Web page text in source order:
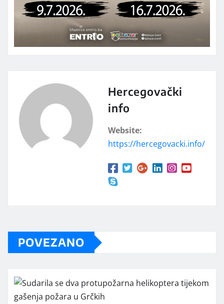
Hercegovački
info
Website:
https://hercegovacki.info/
POVEZANO